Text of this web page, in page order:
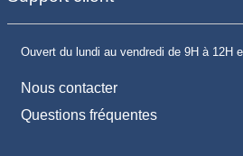
Ouvert du lundi au vendredi de 9H à 12H
Nous contacter
Questions fréquentes